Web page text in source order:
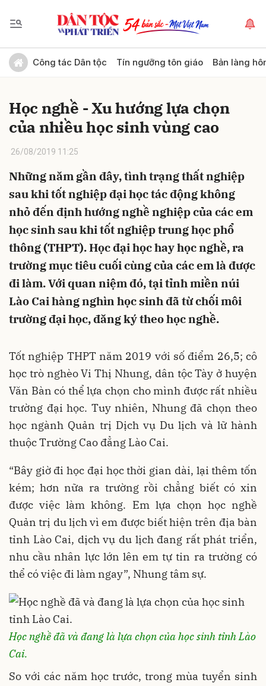
Công tác Dân tộc Tín ngưỡng tôn giáo Bản làng
Học nghề - Xu hướng lựa chọn
của nhiều học sinh vùng cao
26/08/2019 11:25
Những năm gần đây, tình trạng thất nghiệp
sau khi tốt nghiệp đại học tác động không
nhỏ đến định hướng nghề nghiệp của các em
học sinh sau khi tốt nghiệp trung học phổ
thông (THPT). Học đại học hay học nghề, ra
trường mục tiêu cuối cùng của các em là được
đi làm. Với quan niệm đó, tại tỉnh miền núi
Lào Cai hàng nghìn học sinh đã từ chối môi
trường đại học, đăng ký theo học nghề.
Tốt nghiệp THPT năm 2019 với số điểm 26,5; cô
học trò nghèo Vi Thị Nhung, dân tộc Tày ở huyện
Văn Bàn có thể lựa chọn cho mình được rất nhiều
trường đại học. Tuy nhiên, Nhung đã chọn theo
học ngành Quản trị Dịch vụ Du lịch và lữ hành
thuộc Trường Cao đẳng Lào Cai.
“Bây giờ đi học đại học thời gian dài, lại thêm tốn
kém; hơn nữa ra trường rồi chẳng biết có xin
được việc làm không. Em lựa chọn học nghề
Quản trị du lịch vì em được biết hiện trên địa bàn
tỉnh Lào Cai, dịch vụ du lịch đang rất phát triển,
nhu cầu nhân lực lớn lên em tự tin ra trường có
thể có việc đi làm ngay”, Nhung tâm sự.
Học nghề đã và đang là lựa chọn của học sinh tỉnh Lào
Cai.
So với các năm học trước, trong mùa tuyển sinh
Gửi bình luận
Hủy Gửi